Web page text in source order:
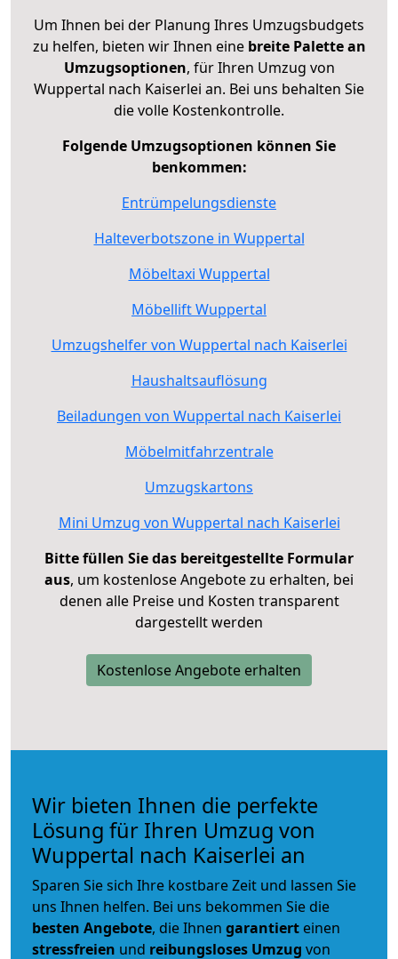
Um Ihnen bei der Planung Ihres Umzugsbudgets
zu helfen, bieten wir Ihnen eine breite Palette an
Umzugsoptionen, für Ihren Umzug von
Wuppertal nach Kaiserlei an. Bei uns behalten Sie
die volle Kostenkontrolle.
Folgende Umzugsoptionen können Sie
benkommen:
Entrümpelungsdienste
Halteverbotszone in Wuppertal
Möbeltaxi Wuppertal
Möbellift Wuppertal
Umzugshelfer von Wuppertal nach Kaiserlei
Haushaltsauflösung
Beiladungen von Wuppertal nach Kaiserlei
Möbelmitfahrzentrale
Umzugskartons
Mini Umzug von Wuppertal nach Kaiserlei
Bitte füllen Sie das bereitgestellte Formular
aus, um kostenlose Angebote zu erhalten, bei
denen alle Preise und Kosten transparent
dargestellt werden
Kostenlose Angebote erhalten
Wir bieten Ihnen die perfekte
Lösung für Ihren Umzug von
Wuppertal nach Kaiserlei an
Sparen Sie sich Ihre kostbare Zeit und lassen Sie
uns Ihnen helfen. Bei uns bekommen Sie die
besten Angebote, die Ihnen garantiert einen
stressfreien und reibungsloses Umzug von